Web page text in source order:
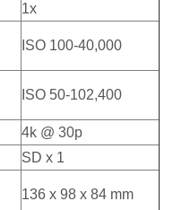
1x
ISO 100-40,000
ISO 50-102,400
4k @ 30p
SD x 1
136 x 98 x 84 mm